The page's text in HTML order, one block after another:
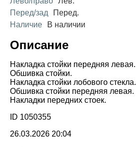
Перед/зад
Перед.
Наличие
В наличии
Описание
Накладка стойки передняя левая.
Обшивка стойки.
Накладка стойки лобового стекла.
Обшивка стойки передняя левая.
Накладки передних стоек.
ID 1050355
26.03.2026 20:04